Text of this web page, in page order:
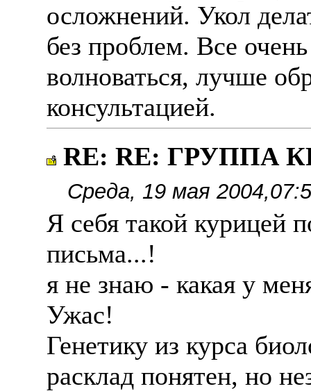
осложнений. Укол
без проблем. Все
волноваться, лучше
консультацией.
RE: RE: ГРУППА
Среда, 19 мая
Я себя такой курицей
письма...!
я не знаю - какая у
Ужас!
Генетику из курса
расклад понятен, но